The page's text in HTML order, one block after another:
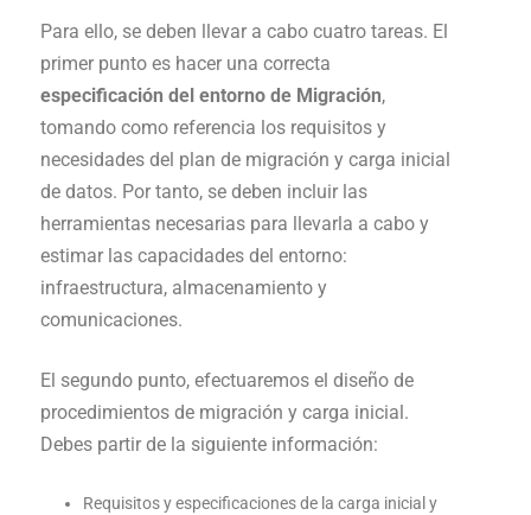
Para ello, se deben llevar a cabo cuatro tareas. El
primer punto es hacer una correcta
especificación del entorno de Migración,
tomando como referencia los requisitos y
necesidades del plan de migración y carga inicial
de datos. Por tanto, se deben incluir las
herramientas necesarias para llevarla a cabo y
estimar las capacidades del entorno:
infraestructura, almacenamiento y
comunicaciones.
El segundo punto, efectuaremos el diseño de
procedimientos de migración y carga inicial.
Debes partir de la siguiente información:
Requisitos y especificaciones de la carga inicial y